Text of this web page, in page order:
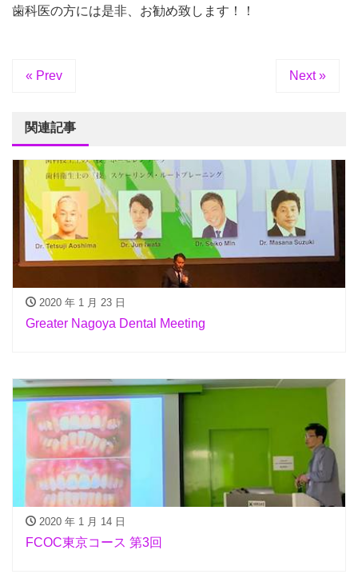
歯科医の方には是非、お勧め致します！！
« Prev Next »
関連記事
2020 年 1 月 23 日
Greater Nagoya Dental Meeting
2020 年 1 月 14 日
FCOC東京コース 第3回